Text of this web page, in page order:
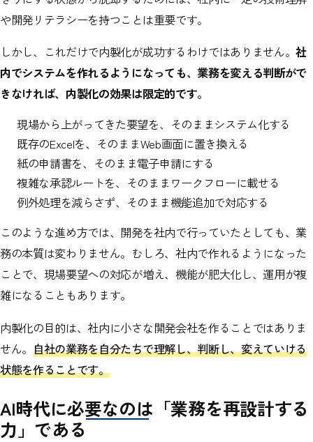
や開発リテラシーを持つことは重要です。
しかし、これだけで内製化が成功するわけではありません。社
内でシステムを作れるようになっても、業務を変える判断がで
きなければ、内製化の効果は限定的です。
現場から上がってきた要望を、そのままシステム化する
既存のExcelを、そのままWeb画面に置き換える
紙の申請書を、そのまま電子申請にする
複雑な承認ルートを、そのままワークフローに載せる
例外処理を減らさず、そのまま機能追加で対応する
このような進め方では、開発を社内で行っていたとしても、業
務の本質は変わりません。むしろ、社内で作れるようになった
ことで、現場要望への対応が増え、機能が肥大化し、運用が複
雑になることもあります。
内製化の目的は、社内に小さな開発会社を作ることではありま
せん。自社の業務を自分たちで理解し、判断し、変えていける
状態を作ることです。
AI時代に必要なのは「業務を再設計する
力」である